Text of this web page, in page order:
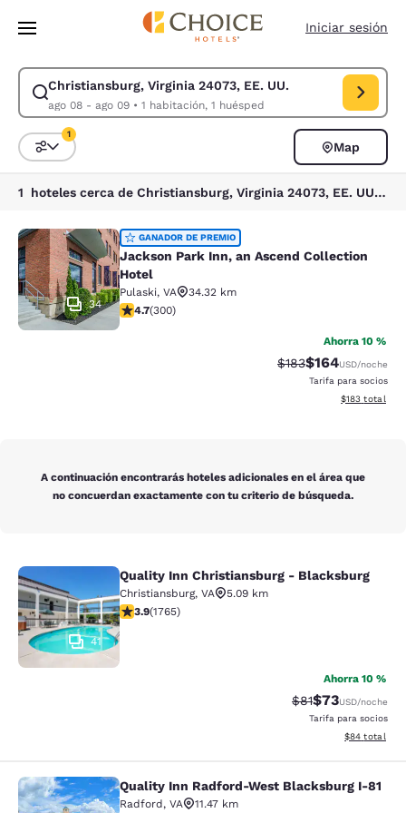
Saltar A Contenido Principal
Iniciar sesión
Christiansburg, Virginia 24073, EE. UU.
ago 08 - ago 09• 1 habitación, 1 huésped
Modificar búsqueda para Christiansburg, Virginia 24073, EE. UU..
Ordenar y filtrar
1
Map
1 hoteles cerca de Christiansburg, Virginia 24073, EE. UU. coinciden con tus filtros
Jackson Park Inn, an Ascend
34
GANADOR DE PREMIO
Jackson Park Inn, an Ascend Collection
Hotel
Pulaski, VA
34.32 km
Calificación de 4.68 estrellas. Excepcional. 300
4.7(300)
Ahorra 10 %
Tarifa tachada:
$183Tarifa reducida:
$164USD/noche
Tarifa para socios
Ver detalles
$183 total
A continuación encontrarás hoteles adicionales en el área que
no concuerdan exactamente con tu criterio de búsqueda.
Quality Inn Christiansburg -
41
Quality Inn Christiansburg - Blacksburg
Christiansburg, VA
5.09 km
Calificación de 3.86 estrellas. Bueno. 1765 reseñas
3.9(1765)
Ahorra 10 %
Tarifa tachada:
$81Tarifa
$73USD/noche
Tarifa para socios
Ver detalles
$84 total
Quality Inn Radford-West
Quality Inn Radford-West Blacksburg I-81
Radford, VA
11.47 km